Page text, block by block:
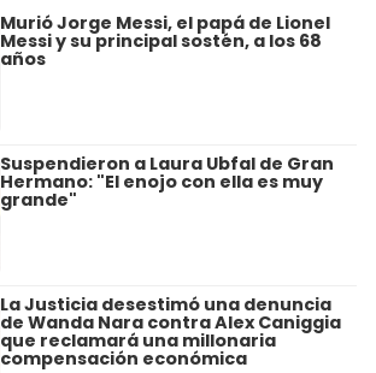
Murió Jorge Messi, el papá de Lionel
Messi y su principal sostén, a los 68
años
Suspendieron a Laura Ubfal de Gran
Hermano: "El enojo con ella es muy
grande"
La Justicia desestimó una denuncia
de Wanda Nara contra Alex Caniggia
que reclamará una millonaria
compensación económica